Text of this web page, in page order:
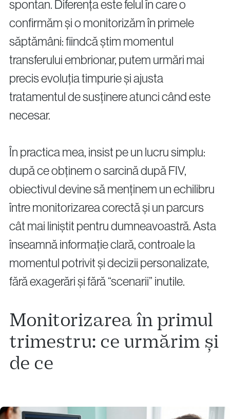
spontan. Diferența este felul în care o
confirmăm și o monitorizăm în primele
săptămâni: fiindcă știm momentul
transferului embrionar, putem urmări mai
precis evoluția timpurie și ajusta
tratamentul de susținere atunci când este
necesar.
În practica mea, insist pe un lucru simplu:
după ce obținem o sarcină după FIV,
obiectivul devine să menținem un echilibru
între monitorizarea corectă și un parcurs
cât mai liniștit pentru dumneavoastră. Asta
înseamnă informație clară, controale la
momentul potrivit și decizii personalizate,
fără exagerări și fără “scenarii” inutile.
Monitorizarea în primul
trimestru: ce urmărim și
de ce